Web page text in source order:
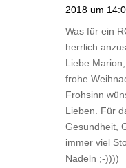
2018 um
Was für ein
herrlich
Liebe Marion,
frohe
Frohsinn
Lieben. Für
Gesundheit,
immer viel
Nadeln ;-))))